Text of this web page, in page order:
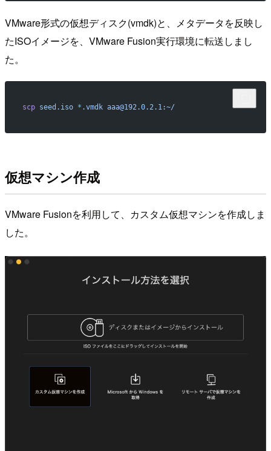
VMware形式の仮想ディスク(vmdk)と、メタデータを反映し
たISOイメージを、VMware Fusion実行環境に転送しまし
た。
scp seed.iso * .vmdk aaa@192.0.2.1:~/
仮想マシン作成
VMware Fusionを利用して、カスタム仮想マシンを作成しま
した。